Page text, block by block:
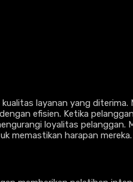
layanan yang diterima.
efisien. Ketika
loyalitas pelanggan.
memastikan harapan mereka.